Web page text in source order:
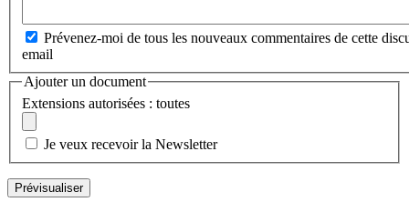
Prévenez-moi de tous les nouveaux commentaires de cette
email
Ajouter un document
Extensions autorisées : toutes
Je veux recevoir la Newsletter